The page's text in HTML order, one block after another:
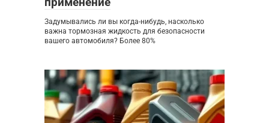
Задумывались ли вы когда-нибудь, насколько
важна тормозная жидкость для безопасности
вашего автомобиля? Более 80%